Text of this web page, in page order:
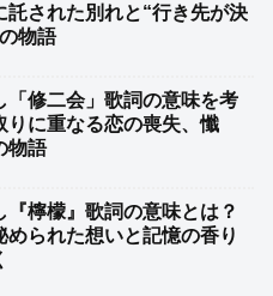
託された別れと“行き先が決
物語
「修二会」歌詞の意味を考
りに重なる恋の喪失、懺
物語
『檸檬』歌詞の意味とは？
められた想いと記憶の香り